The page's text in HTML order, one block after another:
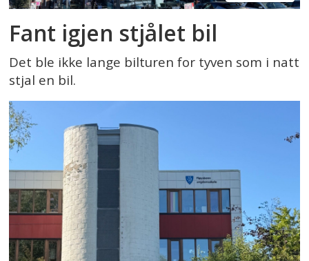
Fant igjen stjålet bil
Det ble ikke lange bilturen for tyven som i natt
stjal en bil.